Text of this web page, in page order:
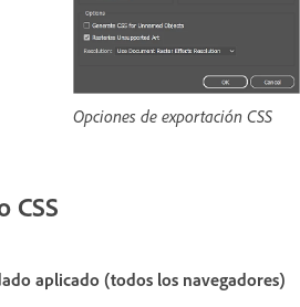
Opciones de exportación CSS
CSS
aplicado (todos los navegadores)